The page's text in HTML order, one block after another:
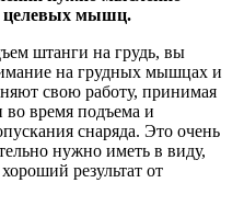
целевых мышц.
штанги на грудь, вы
на грудных мышцах и
свою работу, принимая
во время подъема и
снаряда. Это очень
нужно иметь в виду,
результат от